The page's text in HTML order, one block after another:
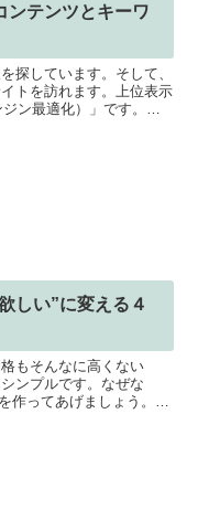
ンテンツとキーワ
探しています。そして、
トを訪れます。上位表示
ン最適化）」です。こ
しい”に変える４
もそんなに高くない
ンプルです。なぜな
作ってあげましょう。今